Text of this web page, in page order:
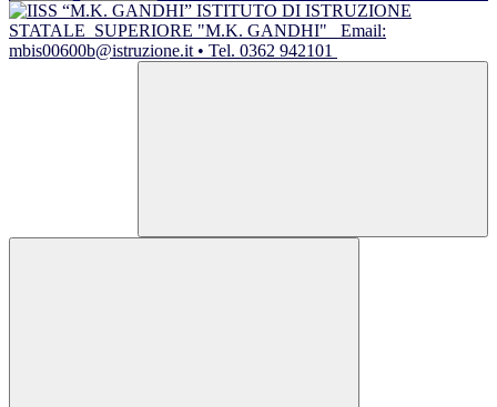
ISTITUTO DI ISTRUZIONE
STATALE SUPERIORE "M.K. GANDHI"
Email:
mbis00600b@istruzione.it • Tel. 0362 942101